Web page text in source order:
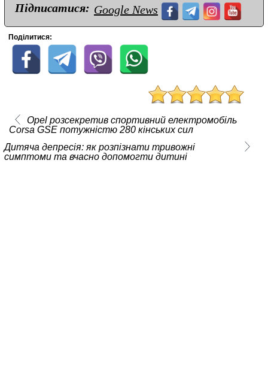
Підписатися: Google News
Поділитися:
Opel розсекретив спортивний електромобіль
Corsa GSE потужністю 280 кінських сил
Дитяча депресія: як розпізнати тривожні
симптоми та вчасно допомогти дитині